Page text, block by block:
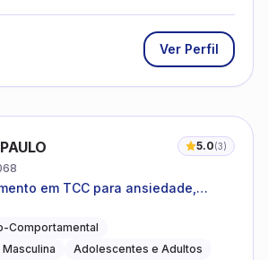
Ver Perfil
5.0(3)
em TCC para ansiedade,
Comportamental
Adolescentes e Adultos